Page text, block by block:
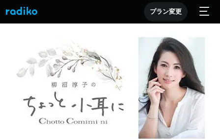
プラン変更